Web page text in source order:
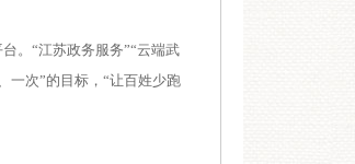
。“江苏政务服务”“云端武
一次”的目标，“让百姓少跑